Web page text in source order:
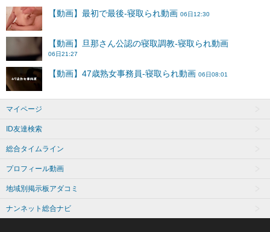
マイページ
ID友達検索
総合タイムライン
プロフィール動画
地域別掲示板アダコミ
ナンネット総合ナビ